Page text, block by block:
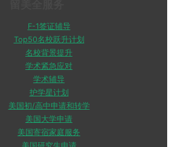
F-1签证辅导
Top50名校跃升计划
名校背景提升
学术紧急应对
学术辅导
护学星计划
美国初/高中申请和转学
美国大学申请
美国寄宿家庭服务